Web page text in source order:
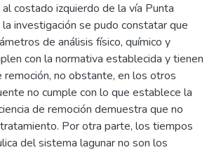
costado izquierdo de la vía Punta
la investigación se pudo constatar que
de análisis físico, químico y
con la normativa establecida y tienen
remoción, no obstante, en los otros
no cumple con lo que establece la
de remoción demuestra que no
Por otra parte, los tiempos
del sistema lagunar no son los